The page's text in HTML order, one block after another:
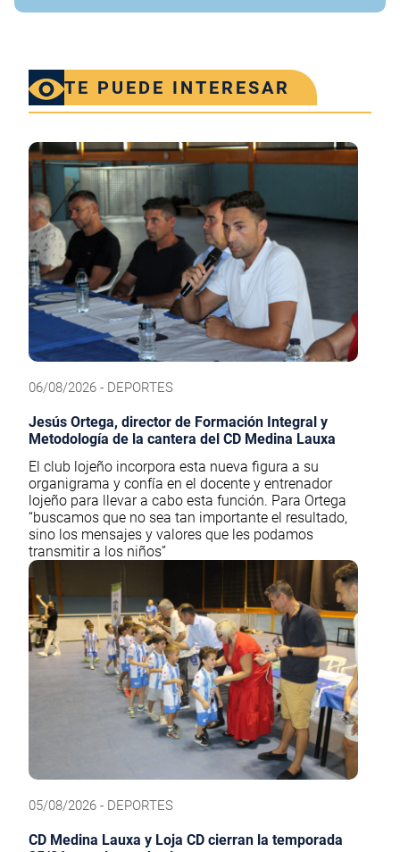
TE PUEDE INTERESAR
06/08/2026 - DEPORTES
Jesús Ortega, director de Formación Integral y
Metodología de la cantera del CD Medina Lauxa
El club lojeño incorpora esta nueva figura a su
organigrama y confía en el docente y entrenador
lojeño para llevar a cabo esta función. Para Ortega
“buscamos que no sea tan importante el resultado,
sino los mensajes y valores que les podamos
transmitir a los niños”
05/08/2026 - DEPORTES
CD Medina Lauxa y Loja CD cierran la temporada